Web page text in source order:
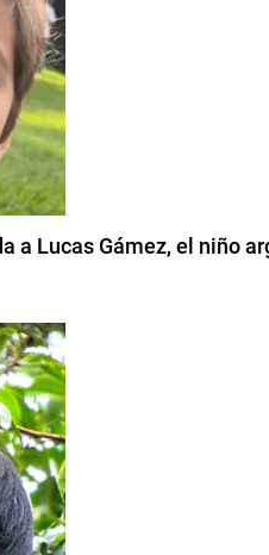
a Lucas Gámez, el niño